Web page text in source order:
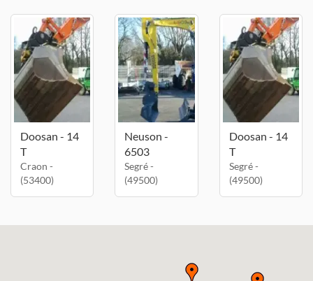
Doosan - 14
T
Craon -
(53400)
Neuson -
6503
Segré -
(49500)
Doosan - 14
T
Segré -
(49500)